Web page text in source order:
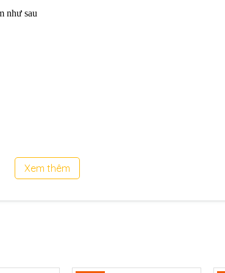
như sau
Xem thêm